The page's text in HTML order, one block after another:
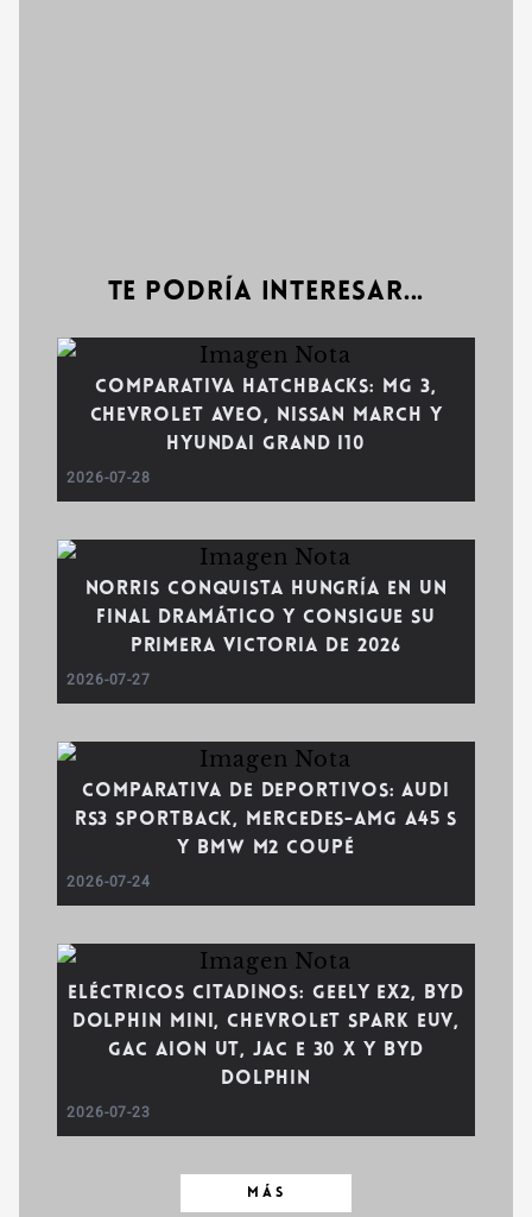
Te podría interesar...
Comparativa Hatchbacks: MG 3,
Chevrolet Aveo, Nissan March y
Hyundai Grand i10
2026-07-28
Norris conquista Hungría en un
final dramático y consigue su
primera victoria de 2026
2026-07-27
Comparativa de deportivos: Audi
RS3 Sportback, Mercedes-AMG A45 S
y BMW M2 Coupé
2026-07-24
Eléctricos citadinos: Geely EX2, BYD
Dolphin Mini, Chevrolet Spark EUV,
GAC AION UT, JAC E 30 X y BYD
Dolphin
2026-07-23
MÁS